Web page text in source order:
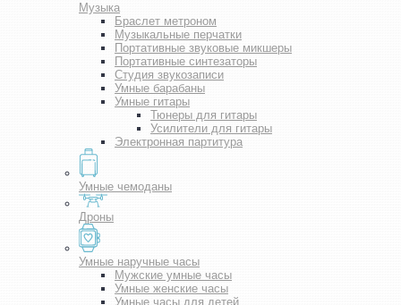
Музыка
Браслет метроном
Музыкальные перчатки
Портативные звуковые микшеры
Портативные синтезаторы
Студия звукозаписи
Умные барабаны
Умные гитары
Тюнеры для гитары
Усилители для гитары
Электронная партитура
Умные чемоданы
Дроны
Умные наручные часы
Мужские умные часы
Умные женские часы
Умные часы для детей